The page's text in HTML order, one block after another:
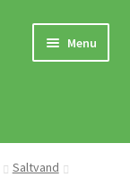
Menu
Saltvand